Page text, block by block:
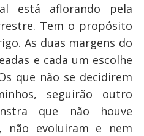
está aflorando pela
Tem o propósito
As duas margens do
e cada um escolhe
que não se decidirem
seguirão outro
que não houve
não evoluiram e nem